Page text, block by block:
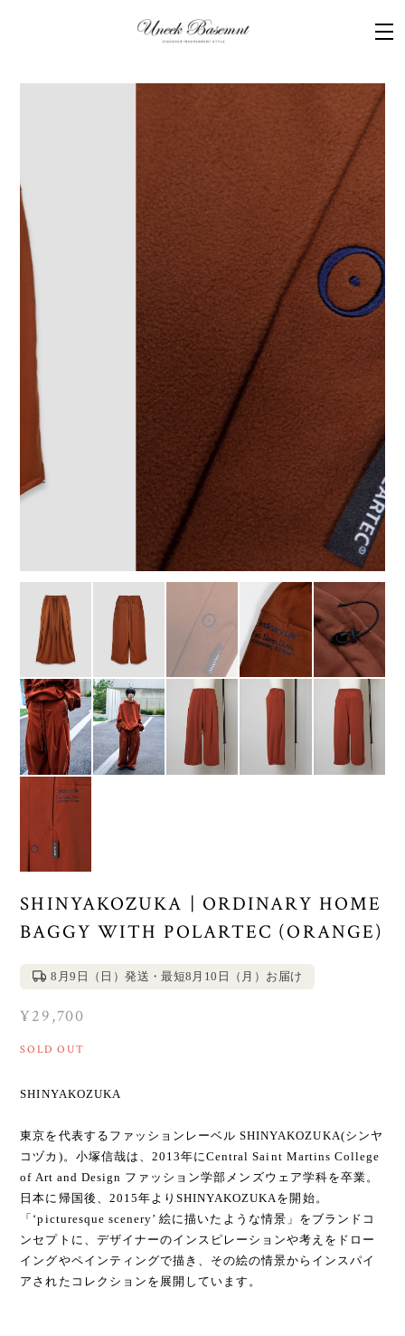
SHINYAKOZUKA | ORDINARY HOME
BAGGY WITH POLARTEC (ORANGE)
8月9日（日）発送・最短8月10日（月）お届け
¥29,700
SOLD OUT
SHINYAKOZUKA
東京を代表するファッションレーベル SHINYAKOZUKA(シンヤ
コヅカ)。小塚信哉は、2013年にCentral Saint Martins College
of Art and Design ファッション学部メンズウェア学科を卒業。
日本に帰国後、2015年よりSHINYAKOZUKAを開始。
「‘picturesque scenery’ 絵に描いたような情景」をブランドコ
ンセプトに、デザイナーのインスピレーションや考えをドロー
イングやペインティングで描き、その絵の情景からインスパイ
アされたコレクションを展開しています。